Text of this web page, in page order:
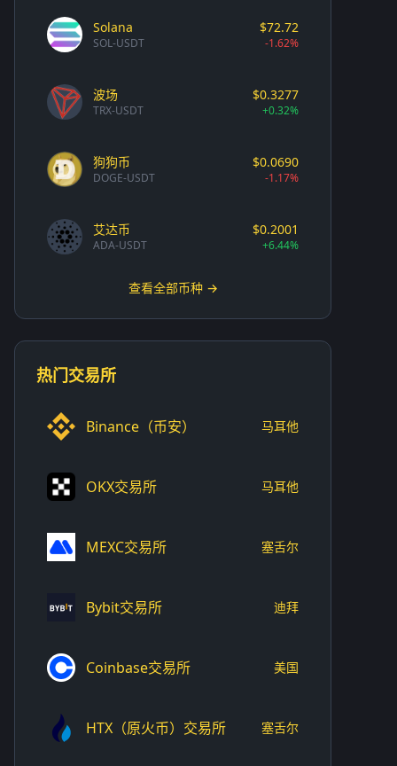
Solana
SOL-USDT
$72.72
-1.62%
波场
TRX-USDT
$0.3277
+0.32%
狗狗币
DOGE-USDT
$0.0690
-1.17%
艾达币
ADA-USDT
$0.2001
+6.44%
查看全部币种 →
热门交易所
Binance（币安） 马耳他
OKX交易所 马耳他
MEXC交易所 塞舌尔
Bybit交易所 迪拜
Coinbase交易所 美国
HTX（原火币）交易所 塞舌尔